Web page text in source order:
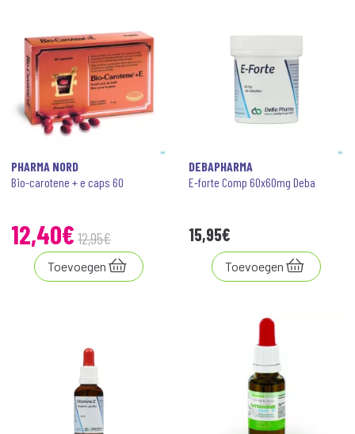
PHARMA NORD
Bio-carotene + e caps 60
12,40€ 12,95€
Toevoegen
DEBAPHARMA
E-forte Comp 60x60mg Deba
15,95€
Toevoegen